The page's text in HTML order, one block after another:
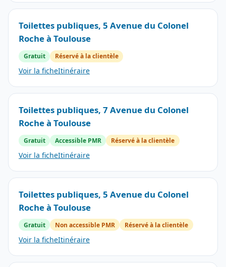
Toilettes publiques, 5 Avenue du Colonel
Roche à Toulouse
Gratuit Réservé à la clientèle
Voir la ficheItinéraire
Toilettes publiques, 7 Avenue du Colonel
Roche à Toulouse
Gratuit Accessible PMR Réservé à la clientèle
Voir la ficheItinéraire
Toilettes publiques, 5 Avenue du Colonel
Roche à Toulouse
Gratuit Non accessible PMR Réservé à la clientèle
Voir la ficheItinéraire